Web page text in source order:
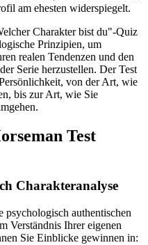
am ehesten widerspiegelt.
Charakter bist du"-Quiz
Prinzipien, um
realen Tendenzen und den
Serie herzustellen. Der Test
von der Art, wie
bis zur Art, wie Sie
Test
Charakteranalyse
psychologisch authentischen
Verständnis Ihrer eigenen
Sie Einblicke gewinnen in: